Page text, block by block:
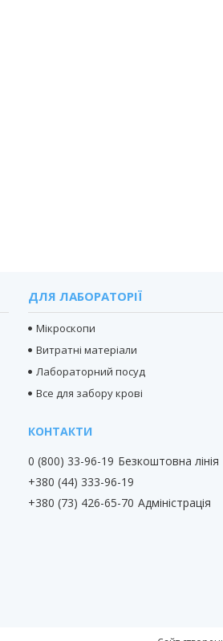
ДЛЯ ЛАБОРАТОРІЇ
Мікроскопи
Витратні матеріали
Лабораторний посуд
Все для забору крові
0 (800) 33-96-19 Безкоштовна лінія
+380 (44) 333-96-19
+380 (73) 426-65-70 Адміністрація